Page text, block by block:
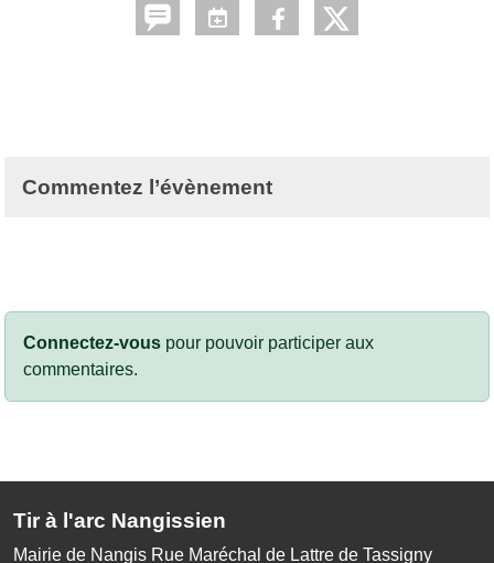
Commentez l’évènement
Connectez-vous pour pouvoir participer aux
commentaires.
Tir à l'arc Nangissien
Mairie de Nangis Rue Maréchal de Lattre de Tassigny